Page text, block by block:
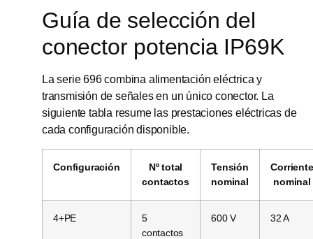
Guía de selección del
conector potencia IP69K
La serie 696 combina alimentación eléctrica y
transmisión de señales en un único conector. La
siguiente tabla resume las prestaciones eléctricas de
cada configuración disponible.
Configuración
Nº total
contactos
Tensión
nominal
Corriente
nominal
4+PE
5
contactos
600 V 32 A